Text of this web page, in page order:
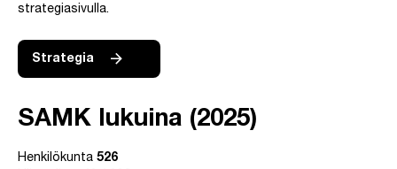
strategiasivulla.
Strategia
SAMK lukuina (2025)
Henkilökunta 526